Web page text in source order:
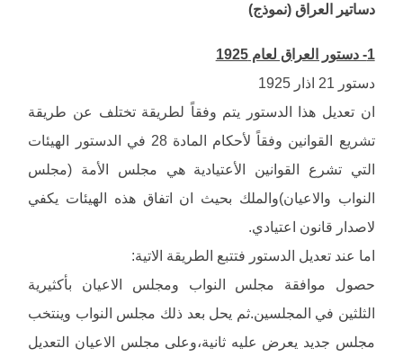
دساتير العراق (نموذج)
1- دستور العراق لعام 1925
دستور 21 اذار 1925
ان تعديل هذا الدستور يتم وفقاً لطريقة تختلف عن طريقة
تشريع القوانين وفقاً لأحكام المادة 28 في الدستور الهيئات
التي تشرع القوانين الأعتيادية هي مجلس الأمة (مجلس
النواب والاعيان)والملك بحيث ان اتفاق هذه الهيئات يكفي
لاصدار قانون اعتيادي.
اما عند تعديل الدستور فتتبع الطريقة الاتية:
حصول موافقة مجلس النواب ومجلس الاعيان بأكثيرية
الثلثين في المجلسين.ثم يحل بعد ذلك مجلس النواب وينتخب
مجلس جديد يعرض عليه ثانية،وعلى مجلس الاعيان التعديل